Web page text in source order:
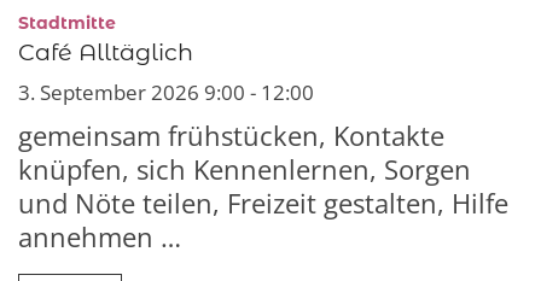
Stadtmitte:
Café Alltäglich
3. September 2026 9:00 - 12:00
gemeinsam frühstücken, Kontakte
knüpfen, sich Kennenlernen, Sorgen
und Nöte teilen, Freizeit gestalten, Hilfe
annehmen …